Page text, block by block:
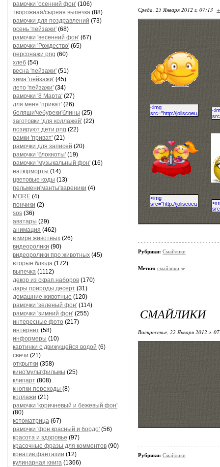
рамочки 'осенний фон' (106)
творожная/сырная выпечка (88)
рамочки для поздравлений (73)
осень 'пейзажи' (68)
рамочки 'весенний фон' (67)
рамочки 'Рождество' (65)
персонажи png (60)
хлеб (54)
весна 'пейзажи' (51)
зима 'пейзажи' (45)
лето 'пейзажи' (34)
рамочки '8 Марта' (27)
для меня 'приват' (26)
беляши'чебуреки'блины (25)
заготовки 'для коллажей' (22)
позируют дети png (22)
рамки 'приват' (21)
рамочки для записей (20)
рамочки 'блокноты' (19)
рамочки 'музыкальный фон' (16)
натюрморты (14)
цветовые коды (13)
пельмени'манты'вареники (4)
MORE (4)
пончики (2)
sos (36)
аватары (29)
анимация (462)
в мире животных (26)
видеоролики (90)
видеоролики про животных (45)
вторые блюда (172)
выпечка (1112)
декор из скрап.наборов (170)
дары природы десерт (31)
домашние животные (120)
рамочки 'зеленый фон' (114)
рамочки 'зимний фон' (255)
интересные фото (217)
интернет (58)
информеры (10)
картинки с движущейся водой (6)
свечи (21)
открытки (358)
кино'мультфильмы (25)
клипарт (808)
кнопки переходы (8)
коллажи (21)
рамочки 'коричневый и бежевый фон'
(80)
котоматрица (67)
рамочки 'фон красный и бордо' (56)
красота и здоровье (97)
красочные фразы для комментов (90)
креатив,фантазии (12)
кулинарная книга (1366)
Среда, 25 Января 2012 г. 07:13
Рубрики: Смайлики
Метки: смайлики
СМАЙЛИКИ
Воскресенье, 22 Января 2012 г.
Рубрики: Смайлики